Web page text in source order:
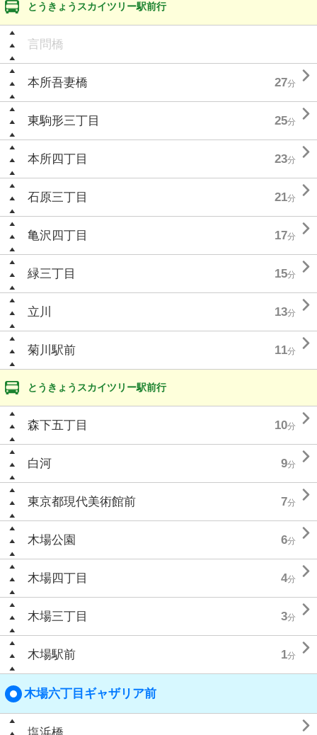
とうきょうスカイツリー駅前行
言問橋
本所吾妻橋 27分 
東駒形三丁目 25分 
本所四丁目 23分 
石原三丁目 21分 
亀沢四丁目 17分 
緑三丁目 15分 
立川 13分 
菊川駅前 11分 
とうきょうスカイツリー駅前行
森下五丁目 10分 
白河 9分 
東京都現代美術館前 7分 
木場公園 6分 
木場四丁目 4分 
木場三丁目 3分 
木場駅前 1分 
木場六丁目ギャザリア前
